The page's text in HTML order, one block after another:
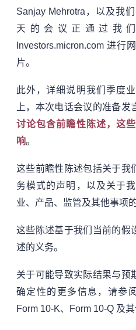
Sanjay Mehrotra，以及我
天的会议正通过我
Investors.micron.com 进行
片。
此外，详细说明我们季度
上，本次电话会议的准备
讨论包含前瞻性陈述，这
响。
这些前瞻性陈述包括关于我
务模式的声明，以及关于
业、产品、监管及其他事项
这些陈述基于我们当前的假
述的义务。
关于可能导致实际结果与预
确定性的更多信息，请参
Form 10-K、Form 10-Q 及其